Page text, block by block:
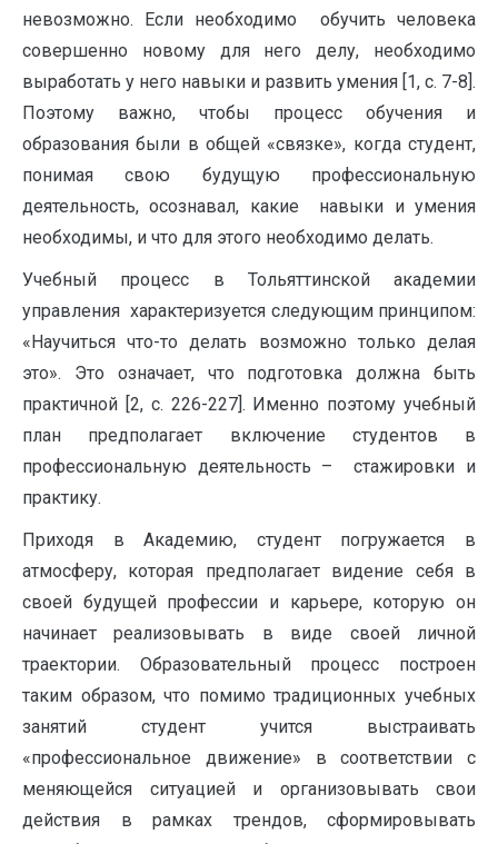
невозможно. Если необходимо обучить человека
совершенно новому для него делу, необходимо
выработать у него навыки и развить умения [1, с. 7-8].
Поэтому важно, чтобы процесс обучения и
образования были в общей «связке», когда студент,
понимая свою будущую профессиональную
деятельность, осознавал, какие навыки и умения
необходимы, и что для этого необходимо делать.
Учебный процесс в Тольяттинской академии
управления характеризуется следующим принципом:
«Научиться что-то делать возможно только делая
это». Это означает, что подготовка должна быть
практичной [2, с. 226-227]. Именно поэтому учебный
план предполагает включение студентов в
профессиональную деятельность – стажировки и
практику.
Приходя в Академию, студент погружается в
атмосферу, которая предполагает видение себя в
своей будущей профессии и карьере, которую он
начинает реализовывать в виде своей личной
траектории. Образовательный процесс построен
таким образом, что помимо традиционных учебных
занятий студент учится выстраивать
«профессиональное движение» в соответствии с
меняющейся ситуацией и организовывать свои
действия в рамках трендов, сформировывать